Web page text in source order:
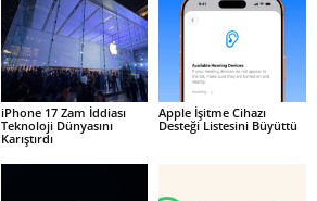
iPhone 17 Zam İddiası
Teknoloji Dünyasını
Karıştırdı
Apple İşitme Cihazı
Desteği Listesini Büyüttü